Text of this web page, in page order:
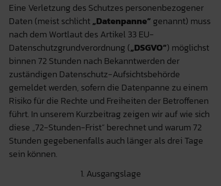
Eine Verletzung des Schutzes personenbezogener
Daten (meist schlicht„Datenpanne“ genannt) muss
nach dem Wortlaut des Artikel 33 EU-
Datenschutzgrundverordnung („DSGVO“) möglichst
binnen 72 Stunden nach Bekanntwerden der
zuständigen Datenschutz-Aufsichtsbehörde
gemeldet werden, sofern die Datenpanne zu einem
Risiko für die Rechte und Freiheiten der Betroffenen
führt. In unserem Kurzbeitrag zeigen wir auf wie sich
diese „72-Stunden-Frist“ berechnet und warum 72
Stunden gegebenenfalls auch länger als drei Tage
sein können.
1. Ausgangslage